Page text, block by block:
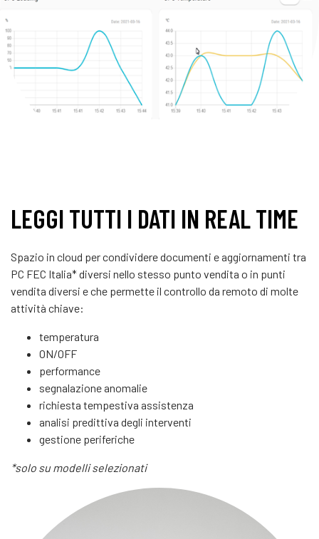
LEGGI TUTTI I DATI IN REAL TIME
Spazio in cloud per condividere documenti e aggiornamenti tra
PC FEC Italia* diversi nello stesso punto vendita o in punti
vendita diversi e che permette il controllo da remoto di molte
attività chiave:
temperatura
ON/OFF
performance
segnalazione anomalie
richiesta tempestiva assistenza
analisi predittiva degli interventi
gestione periferiche
*solo su modelli selezionati